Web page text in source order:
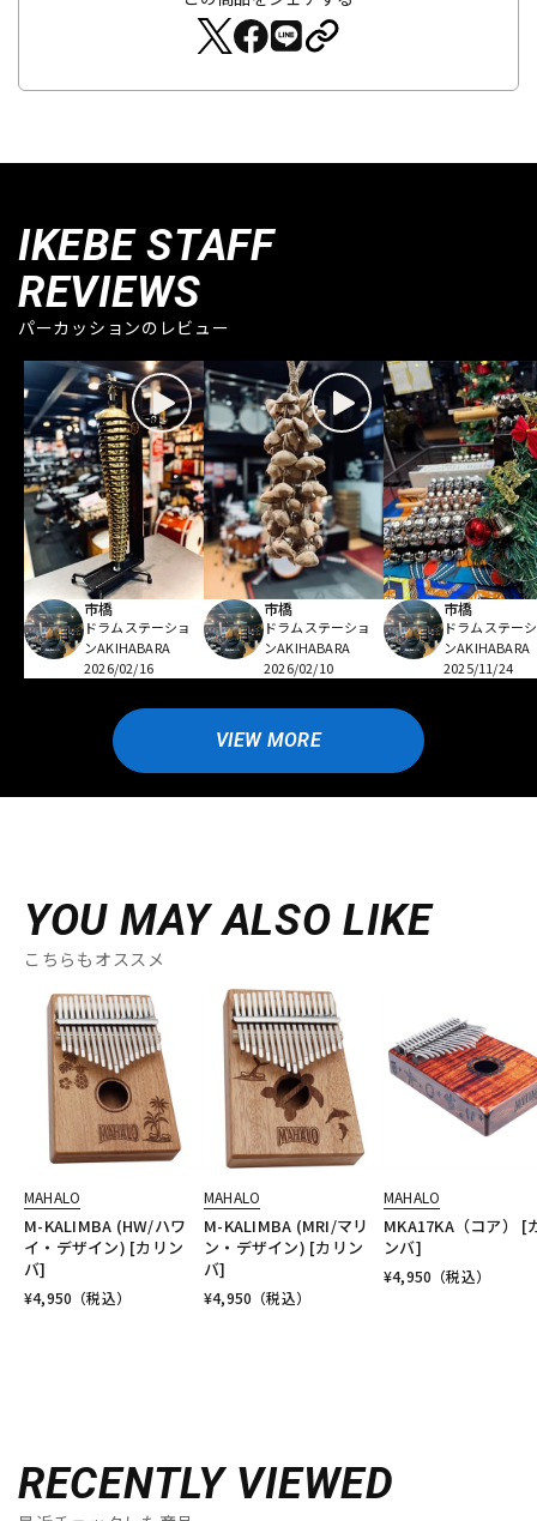
IKEBE STAFF
REVIEWS
パーカッションのレビュー
市橋
ドラムステーショ
ンAKIHABARA
2026/02/16
市橋
ドラムステーショ
ンAKIHABARA
2026/02/10
市橋
ドラムステー
ンAKIHABARA
2025/11/24
VIEW MORE
YOU MAY ALSO LIKE
こちらもオススメ
MAHALO
M-KALIMBA (HW/ハワ
イ・デザイン) [カリン
バ]
¥4,950 （税込）
MAHALO
M-KALIMBA (MRI/マリ
ン・デザイン) [カリン
バ]
¥4,950 （税込）
MAHALO
MKA17KA（コア） [
ンバ]
¥4,950 （税込）
RECENTLY VIEWED